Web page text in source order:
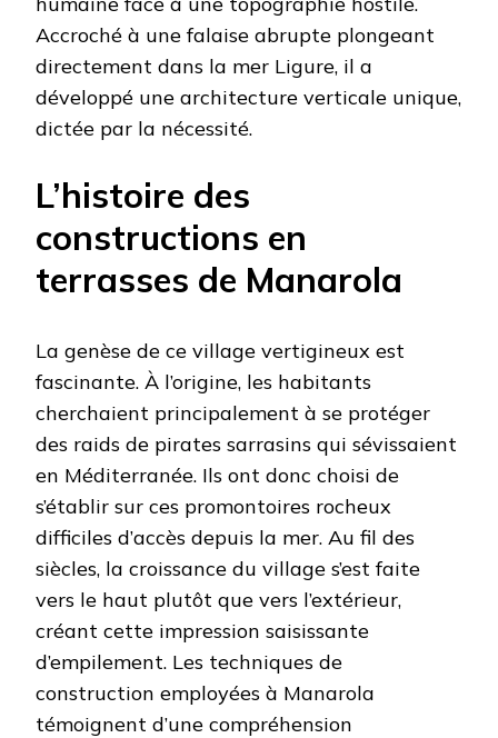
Accroché à une falaise abrupte plongeant
directement dans la mer Ligure, il a
développé une architecture verticale unique,
dictée par la nécessité.
L’histoire des
constructions en
terrasses de Manarola
La genèse de ce village vertigineux est
fascinante. À l’origine, les habitants
cherchaient principalement à se protéger
des raids de pirates sarrasins qui sévissaient
en Méditerranée. Ils ont donc choisi de
s’établir sur ces promontoires rocheux
difficiles d’accès depuis la mer. Au fil des
siècles, la croissance du village s’est faite
vers le haut plutôt que vers l’extérieur,
créant cette impression saisissante
d’empilement. Les techniques de
construction employées à Manarola
témoignent d’une compréhension